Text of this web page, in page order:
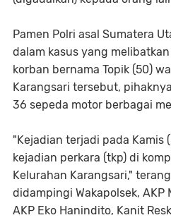
Pamen Polri asal Sumatera
dalam kasus yang
korban bernama Topik (50)
Karangsari tersebut,
36 sepeda motor berbagai
"Kejadian terjadi pada Kamis
kejadian perkara (tkp) di
Kelurahan Karangsari,"
didampingi Wakapolsek, AKP
AKP Eko Hanindito, Kanit